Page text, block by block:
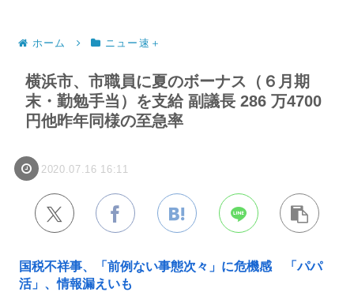
ホーム ニュー速＋
横浜市、市職員に夏のボーナス（６月期
末・勤勉手当）を支給 副議長 286 万4700
円他昨年同様の至急率
2020.07.16 16:11
国税不祥事、「前例ない事態次々」に危機感 「パパ
活」、情報漏えいも